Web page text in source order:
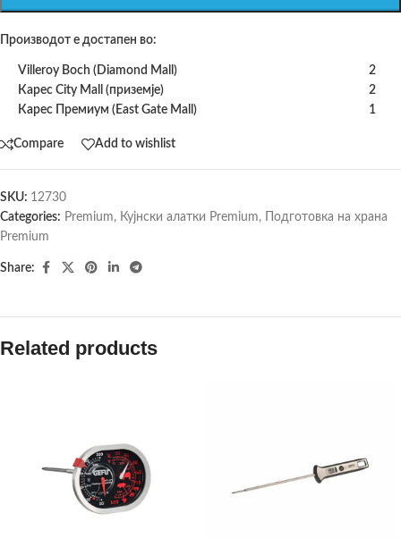
Производот е достапен во:
Villeroy Boch (Diamond Mall)
2
Карес City Mall (приземје)
2
Карес Премиум (East Gate Mall)
1
Compare Add to wishlist
SKU: 12730
Categories: Premium, Кујнски алатки Premium,
Подготовка на храна
Premium
Share:
Related products